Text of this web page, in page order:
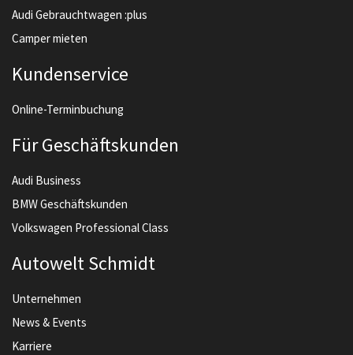
Audi Gebrauchtwagen :plus
Camper mieten
Kundenservice
Online-Terminbuchung
Für Geschäftskunden
Audi Business
BMW Geschäftskunden
Volkswagen Professional Class
Autowelt Schmidt
Unternehmen
News & Events
Karriere